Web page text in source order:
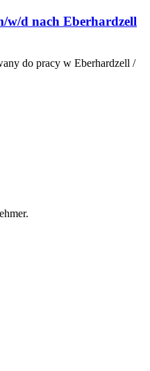
w/d nach Eberhardzell
do pracy w Eberhardzell /